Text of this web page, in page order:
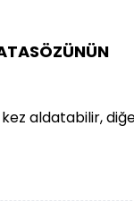
aldatabilir,